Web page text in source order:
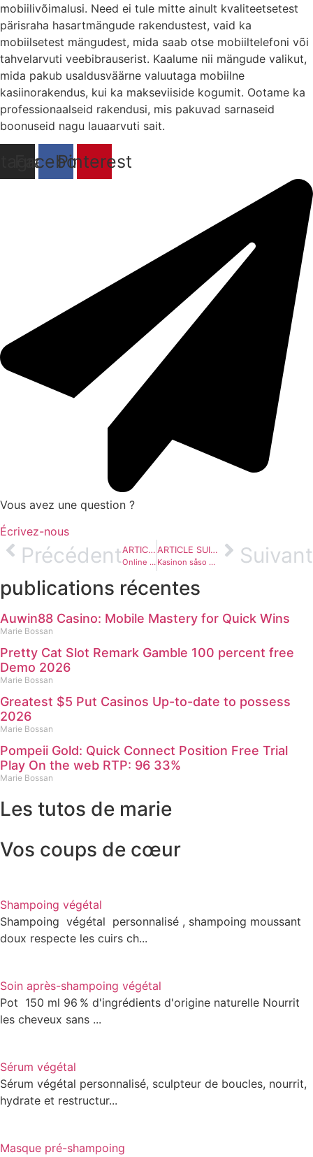
mobiilivõimalusi. Need ei tule mitte ainult kvaliteetsetest
pärisraha hasartmängude rakendustest, vaid ka
mobiilsetest mängudest, mida saab otse mobiiltelefoni või
tahvelarvuti veebibrauserist. Kaalume nii mängude valikut,
mida pakub usaldusväärne valuutaga mobiilne
kasiinorakendus, kui ka makseviiside kogumit. Ootame ka
professionaalseid rakendusi, mis pakuvad sarnaseid
boonuseid nagu lauaarvuti sait.
Facebook
Pinterest
Vous avez une question ?
Écrivez-nous
Précédent ARTICLE PRÉCÉDENT
Online Casino ️ Mäta Sveriges Ultimat Nätcasinon 2026
ARTICLE SUIVANT
Kasinon såso ger de 50 kronor vid inregistrering alldeles inte me insättning! Suivant
publications récentes
Auwin88 Casino: Mobile Mastery for Quick Wins
Marie Bossan
Pretty Cat Slot Remark Gamble 100 percent free
Demo 2026
Marie Bossan
Greatest $5 Put Casinos Up-to-date to possess
2026
Marie Bossan
Pompeii Gold: Quick Connect Position Free Trial
Play On the web RTP: 96 33%
Marie Bossan
Les tutos de marie
Vos coups de cœur
Shampoing végétal
Shampoing végétal personnalisé , shampoing moussant
doux respecte les cuirs ch...
Soin après-shampoing végétal
Pot 150 ml 96 % d'ingrédients d'origine naturelle Nourrit
les cheveux sans ...
Sérum végétal
Sérum végétal personnalisé, sculpteur de boucles, nourrit,
hydrate et restructur...
Masque pré-shampoing